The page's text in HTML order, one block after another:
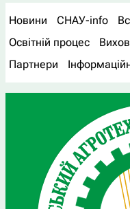
Новини СНАУ-info
Освітній процес
Партнери